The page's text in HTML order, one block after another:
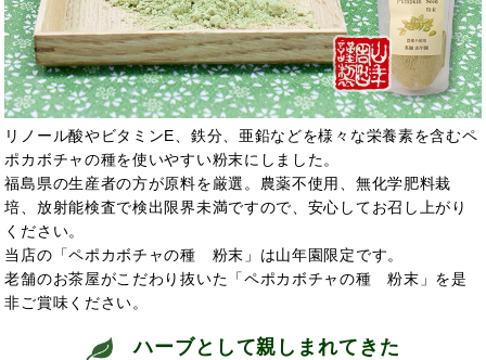
リノール酸やビタミンE、鉄分、亜鉛などを様々な栄養素を含むペ
ポカボチャの種を使いやすい粉末にしました。
福島県の生産者の方が原料を厳選。農薬不使用、無化学肥料栽
培、放射能検査で検出限界未満ですので、安心してお召し上がり
ください。
当店の「ペポカボチャの種 粉末」は山年園限定です。
老舗のお茶屋がこだわり抜いた「ペポカボチャの種 粉末」を是
非ご賞味ください。
ハーブとして親しまれてきた